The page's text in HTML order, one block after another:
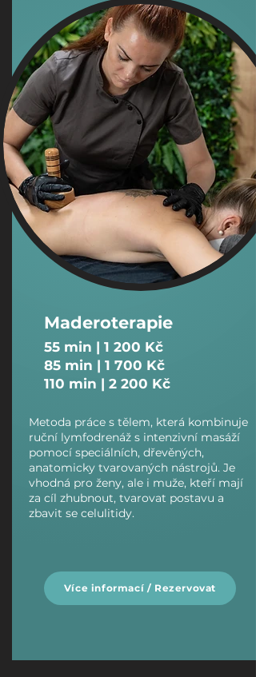
Maderoterapie
​55 min | 1 200 Kč
85 min | 1 700 Kč
110 min | 2 200 Kč
Metoda práce s tělem, která kombinuje
ruční lymfodrenáž s intenzivní masáží
pomocí speciálních, dřevěných,
anatomicky tvarovaných nástrojů. Je
vhodná pro ženy, ale i muže, kteří mají
za cíl zhubnout, tvarovat postavu a
zbavit se celulitidy.
Více informací / Rezervovat